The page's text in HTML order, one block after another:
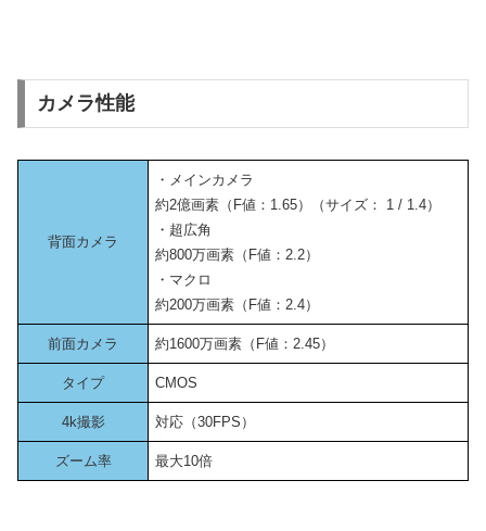
カメラ性能
背面カメラ
・メインカメラ
約2億画素（F値：1.65）（サイズ： 1 / 1.4）
・超広角
約800万画素（F値：2.2）
・マクロ
約200万画素（F値：2.4）
前面カメラ 約1600万画素（F値：2.45）
タイプ CMOS
4k撮影 対応（30FPS）
ズーム率 最大10倍